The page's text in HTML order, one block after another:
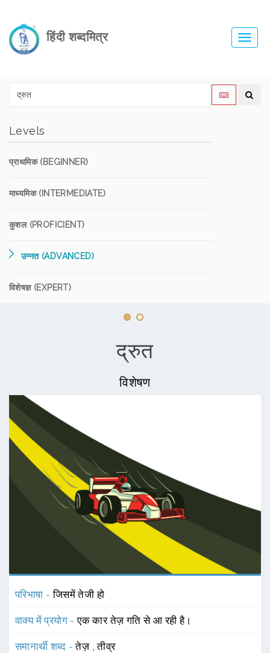
हिंदी शब्दमित्र
Levels
प्राथमिक (BEGINNER)
माध्यमिक (INTERMEDIATE)
कुशल (PROFICIENT)
उन्नत (ADVANCED)
विशेषज्ञ (EXPERT)
द्रुत
विशेषण
परिभाषा -जिसमें तेजी हो
वाक्य में प्रयोग -एक कार तेज़ गति से आ रही है।
समानार्थी शब्द -तेज़ ,तीव्र